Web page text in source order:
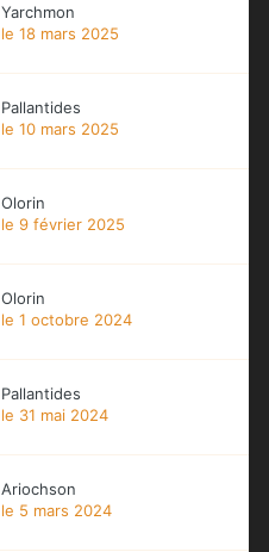
Yarchmon
le 18 mars 2025
Pallantides
le 10 mars 2025
Olorin
le 9 février 2025
Olorin
le 1 octobre 2024
Pallantides
le 31 mai 2024
Ariochson
le 5 mars 2024